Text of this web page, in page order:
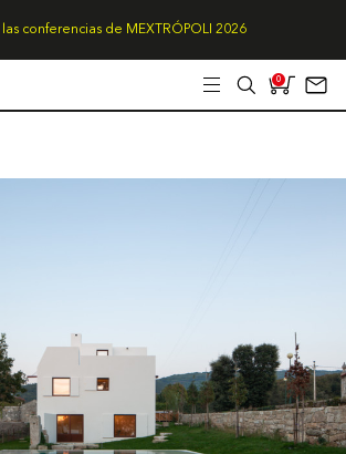
las conferencias de MEXTRÓPOLI 2026
0